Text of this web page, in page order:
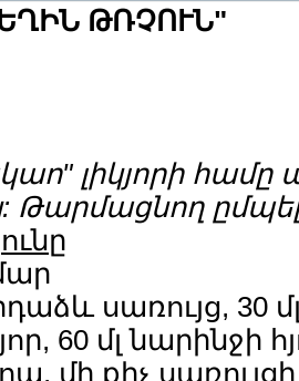
ԹՌՉՈՒՆ"
լիկյորի համը
Թարմացնող
սառույց, 30
60 մլ նարինջի
մի քիչ